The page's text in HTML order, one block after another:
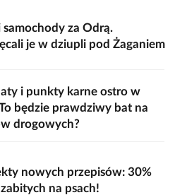
samochody za Odrą.
je w dziupli pod Żaganiem
i punkty karne ostro w
będzie prawdziwy bat na
drogowych?
nowych przepisów: 30%
na psach!